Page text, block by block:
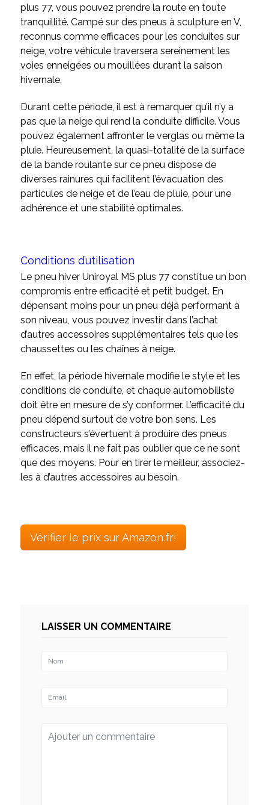
plus 77, vous pouvez prendre la route en toute
tranquillité. Campé sur des pneus à sculpture en V,
reconnus comme efficaces pour les conduites sur
neige, votre véhicule traversera sereinement les
voies enneigées ou mouillées durant la saison
hivernale.
Durant cette période, il est à remarquer qu’il n’y a
pas que la neige qui rend la conduite difficile. Vous
pouvez également affronter le verglas ou même la
pluie. Heureusement, la quasi-totalité de la surface
de la bande roulante sur ce pneu dispose de
diverses rainures qui facilitent l’évacuation des
particules de neige et de l’eau de pluie, pour une
adhérence et une stabilité optimales.
Conditions d’utilisation
Le pneu hiver Uniroyal MS plus 77 constitue un bon
compromis entre efficacité et petit budget. En
dépensant moins pour un pneu déjà performant à
son niveau, vous pouvez investir dans l’achat
d’autres accessoires supplémentaires tels que les
chaussettes ou les chaînes à neige.
En effet, la période hivernale modifie le style et les
conditions de conduite, et chaque automobiliste
doit être en mesure de s’y conformer. L’efficacité du
pneu dépend surtout de votre bon sens. Les
constructeurs s’évertuent à produire des pneus
efficaces, mais il ne fait pas oublier que ce ne sont
que des moyens. Pour en tirer le meilleur, associez-
les à d’autres accessoires au besoin.
Vérifier le prix sur Amazon.fr!
LAISSER UN COMMENTAIRE